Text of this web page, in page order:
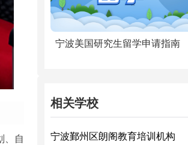
、自
宁波美国研究生留学申请指南
相关学校
宁波鄞州区朗阁教育培训机构